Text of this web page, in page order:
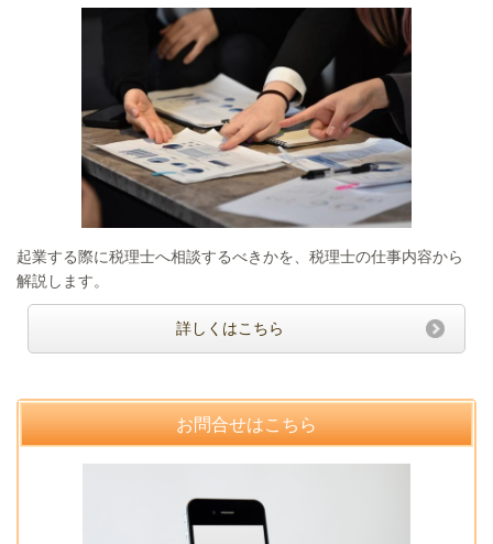
起業する際に税理士へ相談するべきかを、税理士の仕事内容から
解説します。
詳しくはこちら
お問合せはこちら